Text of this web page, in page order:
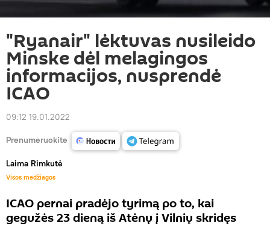
"Ryanair" lėktuvas nusileido
Minske dėl melagingos
informacijos, nusprendė
ICAO
09:12 19.01.2022
Prenumeruokite
Laima Rimkutė
Visos medžiagos
ICAO pernai pradėjo tyrimą po to, kai
gegužės 23 dieną iš Atėnų į Vilnių skridęs